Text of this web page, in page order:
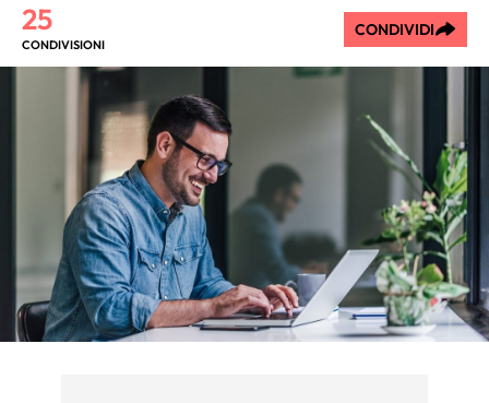
25
CONDIVISIONI
CONDIVIDI